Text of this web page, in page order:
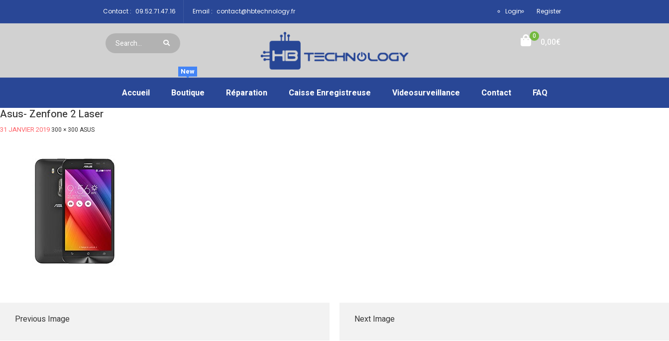
Contact : 09.52.71.47.16 Email : contact@hbtechnology.fr Login Register
0
0,00€
Accueil Boutique
New
Réparation Caisse Enregistreuse Videosurveillance Contact FAQ
Asus- Zenfone 2 Laser
31 JANVIER 2019 300 × 300 ASUS
Previous Image Next Image